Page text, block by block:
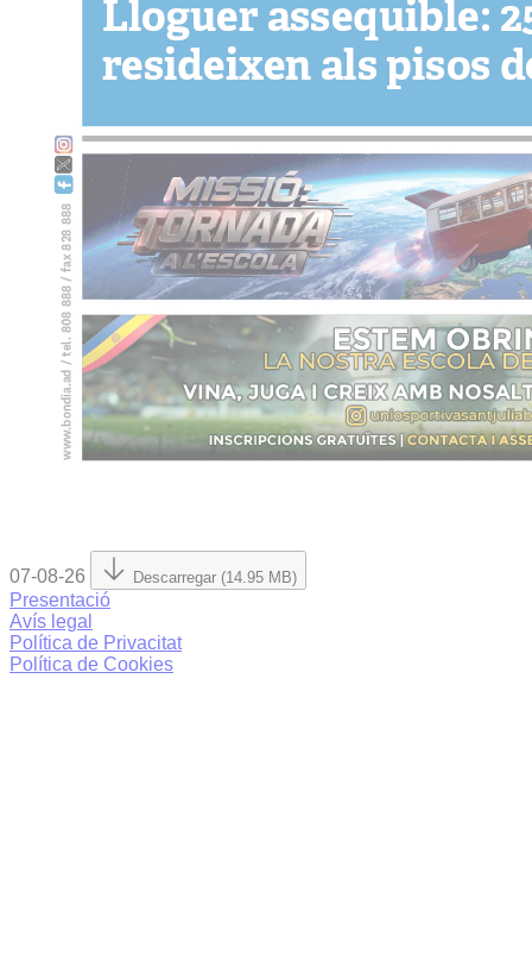
07-08-26 Descarregar (14.95 MB)
Presentació
Avís legal
Política de Privacitat
Política de Cookies